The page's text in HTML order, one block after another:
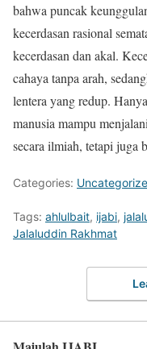
bahwa puncak
kecerdasan rasional
kecerdasan dan akal.
cahaya tanpa arah,
lentera yang redup.
manusia mampu
secara ilmiah, tetapi juga
Categories: Uncategorize
Tags: ahlulbait, ijabi,
Jalaluddin Rakhmat